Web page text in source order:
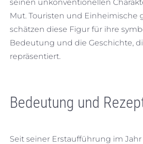
seinen unkonventionellen
Mut. Touristen und Einheimische
schätzen diese Figur für ihre
Bedeutung und die Geschichte,
repräsentiert.
Bedeutung und
Seit seiner Erstaufführung im Jahr